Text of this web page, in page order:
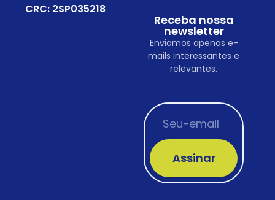
CRC: 2SP035218
Receba nossa
newsletter
Enviamos apenas e-
mails interessantes e
relevantes.
Assinar